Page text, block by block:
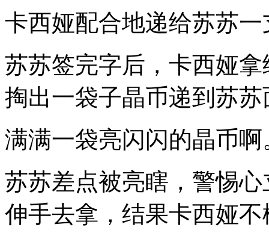
卡西娅配合地递给苏苏
苏苏签完字后，卡西娅
掏出一袋子晶币递到苏
满满一袋亮闪闪的晶币啊
苏苏差点被亮瞎，警惕
伸手去拿，结果卡西娅不